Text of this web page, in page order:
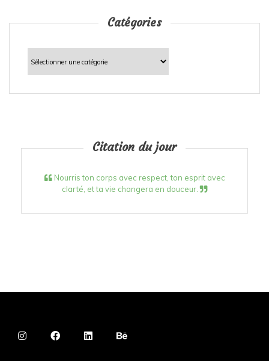
Catégories
Catégories
Citation du jour
Nourris ton corps avec respect, ton esprit avec
clarté, et ta vie changera en douceur.